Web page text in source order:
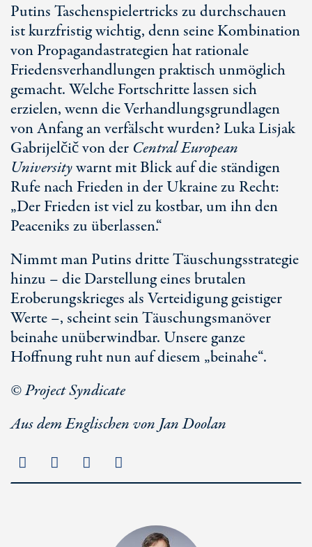
Putins Taschenspielertricks zu durchschauen
ist kurzfristig wichtig, denn seine Kombination
von Propagandastrategien hat rationale
Friedensverhandlungen praktisch unmöglich
gemacht. Welche Fortschritte lassen sich
erzielen, wenn die Verhandlungsgrundlagen
von Anfang an verfälscht wurden? Luka Lisjak
Gabrijelčič von derCentral European
Universitywarnt mit Blick auf die ständigen
Rufe nach Frieden in der Ukraine zu Recht:
„Der Frieden ist viel zu kostbar, um ihn den
Peaceniks zu überlassen.“
Nimmt man Putins dritte Täuschungsstrategie
hinzu – die Darstellung eines brutalen
Eroberungskrieges als Verteidigung geistiger
Werte –, scheint sein Täuschungsmanöver
beinahe unüberwindbar. Unsere ganze
Hoffnung ruht nun auf diesem „beinahe“.
© Project Syndicate
Aus dem Englischen von Jan Doolan